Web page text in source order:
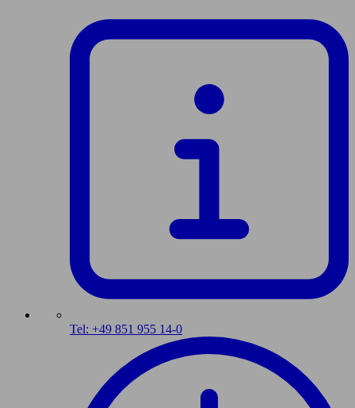
Tel: +49 851 955 14-0